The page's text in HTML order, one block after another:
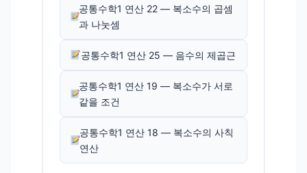
공통수학1 연산 22 — 복소수의 곱셈
과 나눗셈
공통수학1 연산 25 — 음수의 제곱근
공통수학1 연산 19 — 복소수가 서로
같을 조건
공통수학1 연산 18 — 복소수의 사칙
연산